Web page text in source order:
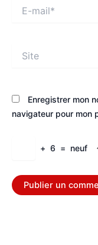
mail*
Enregistrer mon
navigateur pour mon
+ 6 = neuf